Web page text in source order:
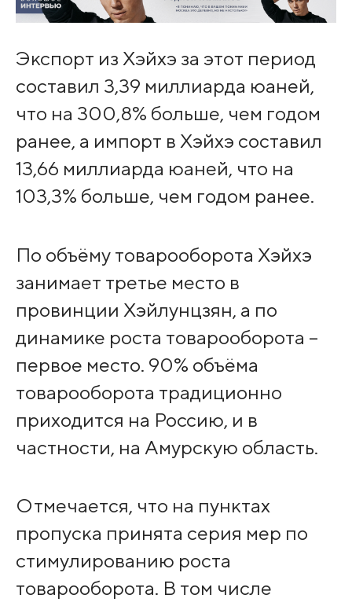
Экспорт из Хэйхэ за этот период
составил 3,39 миллиарда юаней,
что на 300,8% больше, чем годом
ранее, а импорт в Хэйхэ составил
13,66 миллиарда юаней, что на
103,3% больше, чем годом ранее.
По объёму товарооборота Хэйхэ
занимает третье место в
провинции Хэйлунцзян, а по
динамике роста товарооборота –
первое место. 90% объёма
товарооборота традиционно
приходится на Россию, и в
частности, на Амурскую область.
Отмечается, что на пунктах
пропуска принята серия мер по
стимулированию роста
товарооборота. В том числе